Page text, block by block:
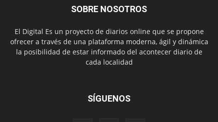
SOBRE NOSOTROS
El Digital Es un proyecto de diarios online que se propone
ofrecer a través de una plataforma moderna, ágil y dinámica
la posibilidad de estar informado del acontecer diario de
cada localidad
SÍGUENOS